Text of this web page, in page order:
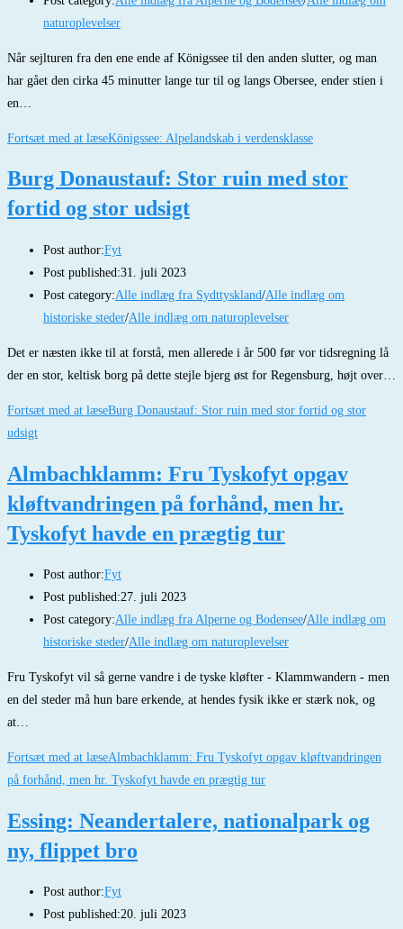
naturoplevelser
Når sejlturen fra den ene ende af Königssee til den anden slutter, og man
har gået den cirka 45 minutter lange tur til og langs Obersee, ender stien i
en…
Fortsæt med at læseKönigssee: Alpelandskab i verdensklasse
Burg Donaustauf: Stor ruin med stor
fortid og stor udsigt
Post author:Fyt
Post published:31. juli 2023
Post category:Alle indlæg fra Sydttyskland/Alle indlæg om
historiske steder/Alle indlæg om naturoplevelser
Det er næsten ikke til at forstå, men allerede i år 500 før vor tidsregning lå
der en stor, keltisk borg på dette stejle bjerg øst for Regensburg, højt over…
Fortsæt med at læseBurg Donaustauf: Stor ruin med stor fortid og stor
udsigt
Almbachklamm: Fru Tyskofyt opgav
kløftvandringen på forhånd, men hr.
Tyskofyt havde en prægtig tur
Post author:Fyt
Post published:27. juli 2023
Post category:Alle indlæg fra Alperne og Bodensee/Alle indlæg om
historiske steder/Alle indlæg om naturoplevelser
Fru Tyskofyt vil så gerne vandre i de tyske kløfter - Klammwandern - men
en del steder må hun bare erkende, at hendes fysik ikke er stærk nok, og
at…
Fortsæt med at læseAlmbachklamm: Fru Tyskofyt opgav kløftvandringen
på forhånd, men hr. Tyskofyt havde en prægtig tur
Essing: Neandertalere, nationalpark og
ny, flippet bro
Post author:Fyt
Post published:20. juli 2023